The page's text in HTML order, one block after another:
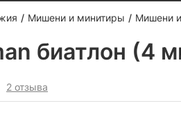
Мишени и минитиры Мишени
биатлон (4
2 отзыва